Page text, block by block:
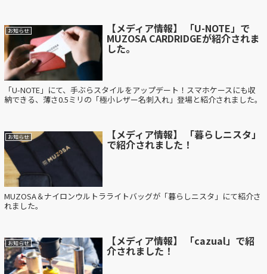
お知らせ 【メディア情報】 「U-NOTE」で
MUZOSA CARDRIDGEが紹介されま
した。
「U-NOTE」にて、手ぶらスタイルをアップデート！スマホケースにも収
納できる、薄さ0.5ミリの「極小レザー名刺入れ」登場と紹介されました。
お知らせ 【メディア情報】 「暮らしニスタ」
で紹介されました！
MUZOSA＆ナイロンウルトラライトバッグが「暮らしニスタ」にて紹介さ
れました。
お知らせ 【メディア情報】 「cazual」で紹
介されました！